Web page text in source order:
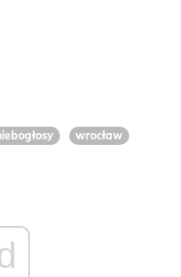
wrocław